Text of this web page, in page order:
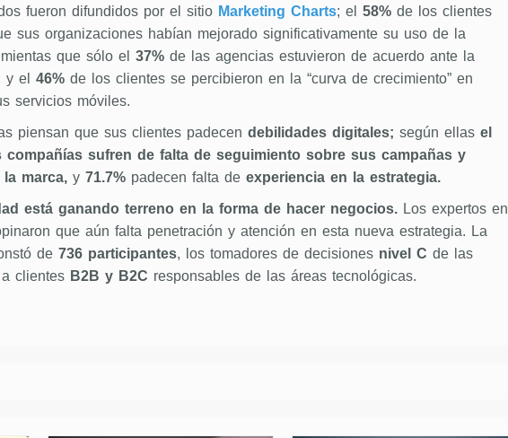
fueron difundidos por el sitio Marketing Charts; el 58%de los clientes
sus organizaciones habían mejorado significativamente su uso de la
que sólo el 37%de las agencias estuvieron de acuerdo ante la
y el 46%de los clientes se percibieron en la “curva de crecimiento” en
servicios móviles.
piensan que sus clientes padecen debilidades digitales; según ellasel
compañías sufren de falta de seguimiento sobre sus campañas y
marca,y71.7%padecen falta de experiencia en la estrategia.
está ganando terreno en la forma de hacer negocios.Los expertos en
que aún falta penetración y atención en esta nueva estrategia. La
de736 participantes, los tomadores de decisiones nivel C de las
clientes B2B y B2C responsables de las áreas tecnológicas.